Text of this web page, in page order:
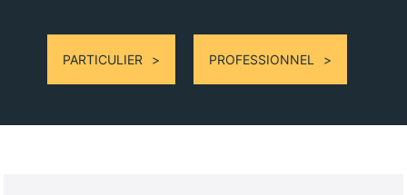
PARTICULIER PROFESSIONNEL